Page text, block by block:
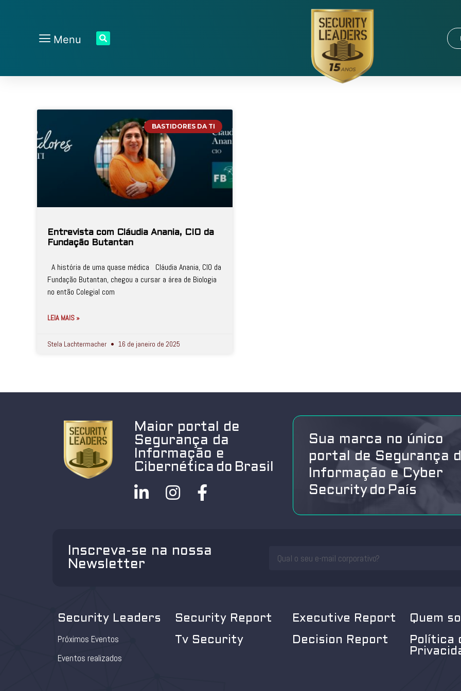
Menu
BASTIDORES DA TI
Entrevista com Cláudia Anania, CIO da
Fundação Butantan
A história de uma quase médica Cláudia Anania, CIO da
Fundação Butantan, chegou a cursar a área de Biologia
no então Colegial com
LEIA MAIS »
Stela Lachtermacher 16 de janeiro de 2025
Maior portal de
Segurança da
Informação e
Cibernética do Brasil
Sua marca no único
portal de Segurança
Informação e Cyber
Security do País
Inscreva-se na nossa
Newsletter
Security Leaders
Próximos Eventos
Eventos realizados
Security Report
Tv Security
Executive Report
Decision Report
Quem
Política